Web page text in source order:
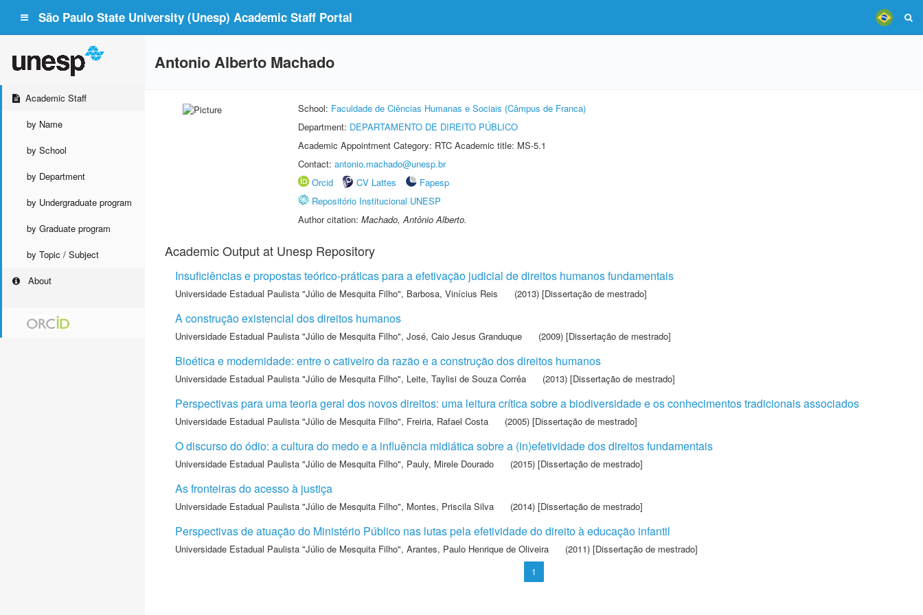
São Paulo State University (Unesp) Academic Staff Portal
Academic Staff
by Name
by School
by Department
by Undergraduate program
by Graduate program
by Topic / Subject
About
Antonio Alberto Machado
School: Faculdade de Ciências Humanas e Sociais (Câmpus de Franca)
Department: DEPARTAMENTO DE DIREITO PÚBLICO
Academic Appointment Category: RTC Academic title: MS-5.1
Contact: antonio.machado@unesp.br
Orcid
CV Lattes
Fapesp
Repositório Institucional UNESP
Author citation: Machado, Antônio Alberto.
Academic Output at Unesp Repository
Insuficiências e propostas teórico-práticas para a efetivação judicial de direitos humanos fundamentais
Universidade Estadual Paulista "Júlio de Mesquita Filho", Barbosa, Vinícius Reis (2013) [Dissertação de mestrado]
A construção existencial dos direitos humanos
Universidade Estadual Paulista "Júlio de Mesquita Filho", José, Caio Jesus Granduque (2009) [Dissertação de mestrado]
Bioética e modernidade: entre o cativeiro da razão e a construção dos direitos humanos
Universidade Estadual Paulista "Júlio de Mesquita Filho", Leite, Taylisi de Souza Corrêa (2013) [Dissertação de mestrado]
Perspectivas para uma teoria geral dos novos direitos: uma leitura crítica sobre a biodiversidade e os conhecimentos tradicionais associados
Universidade Estadual Paulista "Júlio de Mesquita Filho", Freiria, Rafael Costa (2005) [Dissertação de mestrado]
O discurso do ódio: a cultura do medo e a influência midiática sobre a (in)efetividade dos direitos fundamentais
Universidade Estadual Paulista "Júlio de Mesquita Filho", Pauly, Mirele Dourado (2015) [Dissertação de mestrado]
As fronteiras do acesso à justiça
Universidade Estadual Paulista "Júlio de Mesquita Filho", Montes, Priscila Silva (2014) [Dissertação de mestrado]
Perspectivas de atuação do Ministério Público nas lutas pela efetividade do direito à educação infantil
Universidade Estadual Paulista "Júlio de Mesquita Filho", Arantes, Paulo Henrique de Oliveira (2011) [Dissertação de mestrado]
1